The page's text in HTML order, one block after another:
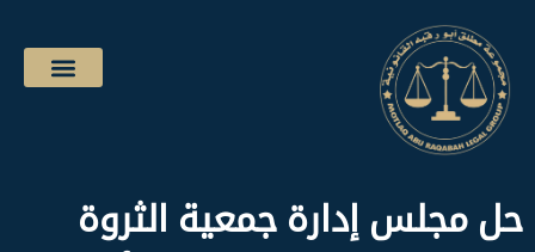
حل مجلس إدارة جمعية الثروة